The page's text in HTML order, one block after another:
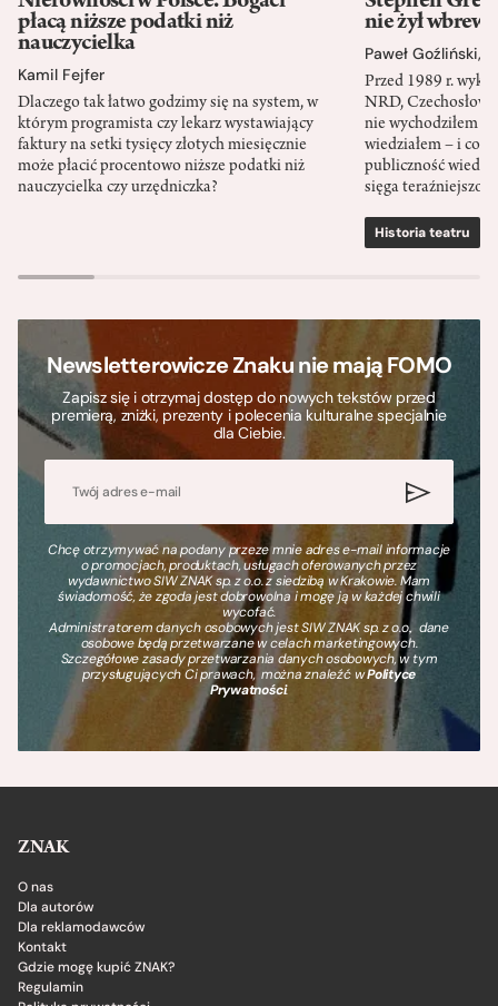
płacą niższe podatki niż
nauczycielka
Kamil Fejfer
Dlaczego tak łatwo godzimy się na system, w
którym programista czy lekarz wystawiający
faktury na setki tysięcy złotych miesięcznie
może płacić procentowo niższe podatki niż
nauczycielka czy urzędniczka?
nie żył wbrew
Paweł Goźliński,
Przed 1989 r.
NRD,
nie wychodziłem
wiedziałem – i co
publiczność
sięga
Historia teatru
Newsletterowicze Znaku nie mają FOMO
Zapisz się i otrzymaj dostęp do nowych tekstów przed
premierą, zniżki, prezenty i polecenia kulturalne specjalnie
dla Ciebie.
Chcę otrzymywać na podany przeze mnie adres e-mail informacje
o promocjach, produktach, usługach oferowanych przez
wydawnictwo SIW ZNAK sp. z o.o. z siedzibą w Krakowie. Mam
świadomość, że zgoda jest dobrowolna i mogę ją w każdej chwili
wycofać.
Administratorem danych osobowych jest SIW ZNAK sp. z o.o., dane
osobowe będą przetwarzane w celach marketingowych.
Szczegółowe zasady przetwarzania danych osobowych, w tym
przysługujących Ci prawach, można znaleźć wPolityce
Prywatności.
ZNAK
O nas
Dla autorów
Dla reklamodawców
Kontakt
Gdzie mogę kupić ZNAK?
Regulamin